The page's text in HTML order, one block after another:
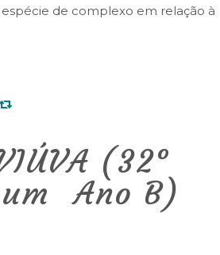
de complexo em relação à
(32°
 Ano B)